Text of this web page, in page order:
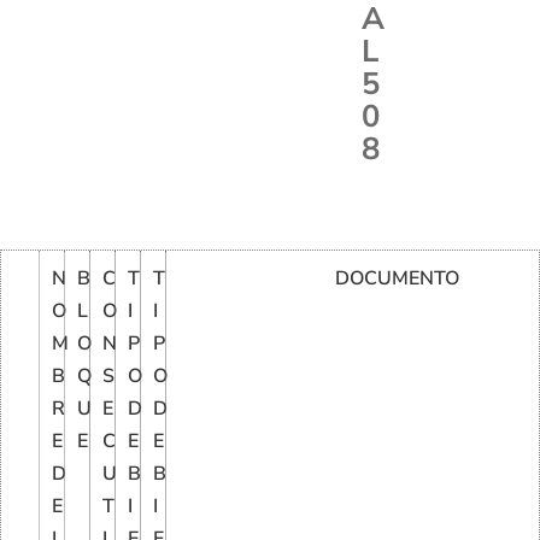
A
L
5
0
8
N
O
M
B
R
E
D
E
B
L
O
Q
U
E
C
O
N
S
E
C
U
T
T
I
P
O
D
E
B
I
T
I
P
O
D
E
B
I
DOCUMENTO